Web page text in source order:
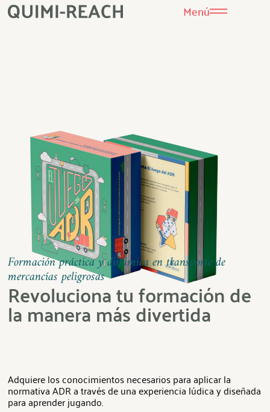
Menú
Formación práctica y dinámica en transporte de
mercancías peligrosas
Revoluciona tu formación de
la manera más divertida
Adquiere los conocimientos necesarios para aplicar la
normativa ADR a través de una experiencia lúdica y diseñada
para aprender jugando.